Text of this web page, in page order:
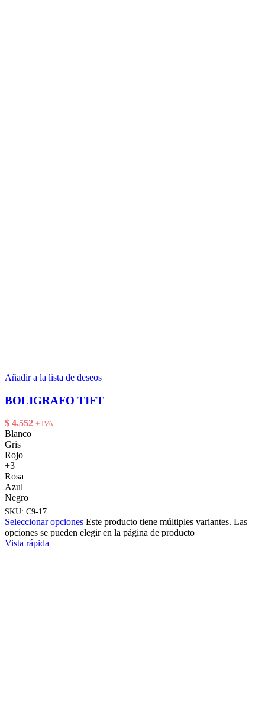
Añadir a la lista de deseos
BOLIGRAFO TIFT
$ 4.552 + IVA
Blanco
Gris
Rojo
+3
Rosa
Azul
Negro
SKU: C9-17
Seleccionar opciones Este producto tiene múltiples variantes. Las
opciones se pueden elegir en la página de producto
Vista rápida